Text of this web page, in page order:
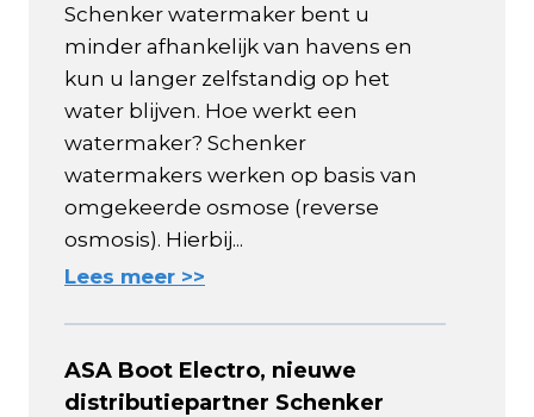
Schenker watermaker bent u
minder afhankelijk van havens en
kun u langer zelfstandig op het
water blijven. Hoe werkt een
watermaker? Schenker
watermakers werken op basis van
omgekeerde osmose (reverse
osmosis). Hierbij...
Lees meer >>
ASA Boot Electro, nieuwe
distributiepartner Schenker